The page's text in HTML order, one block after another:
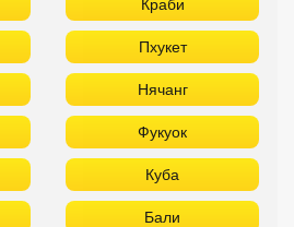
Краби
Пхукет
Нячанг
Фукуок
Куба
Бали